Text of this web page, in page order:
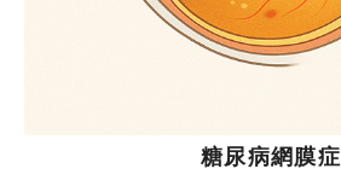
糖尿病網膜症